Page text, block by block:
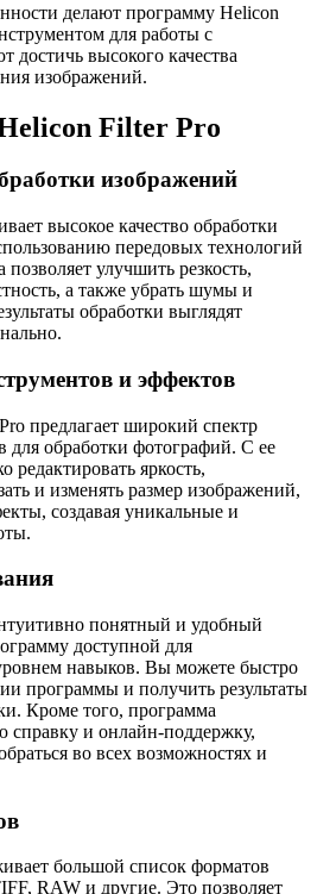
делают программу Helicon
для работы с
достичь высокого качества
изображений.
Filter Pro
изображений
высокое качество обработки
передовых технологий
улучшить резкость,
а также убрать шумы и
обработки выглядят
и эффектов
предлагает широкий спектр
для обработки фотографий. С ее
яркость,
и изменять размер изображений,
создавая уникальные и
понятный и удобный
доступной для
навыков. Вы можете быстро
программы и получить результаты
Кроме того, программа
справку и онлайн-поддержку,
во всех возможностях и
большой список форматов
RAW и другие. Это позволяет